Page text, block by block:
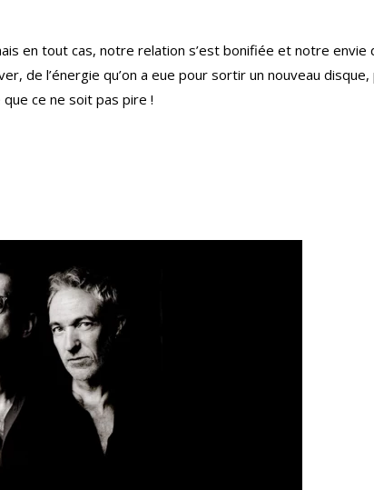
en tout cas, notre relation s’est bonifiée et notre
de l’énergie qu’on a eue pour sortir un nouveau
que ce ne soit pas pire !